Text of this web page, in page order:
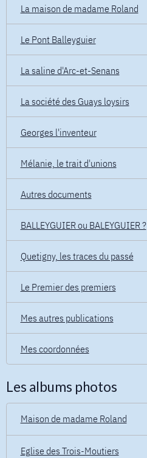
La maison de madame Roland
Le Pont Balleyguier
La saline d'Arc-et-Senans
La société des Guays loysirs
Georges l'inventeur
Mélanie, le trait d'unions
Autres documents
BALLEYGUIER ou BALEYGUIER ?
Quetigny, les traces du passé
Le Premier des premiers
Mes autres publications
Mes coordonnées
Les albums photos
Maison de madame Roland
Eglise des Trois-Moutiers